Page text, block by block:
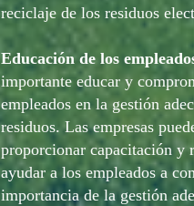
reciclaje de los residuos
Educación de los
importante educar y
empleados en la gestión
residuos. Las empresas
proporcionar capacitación y
ayudar a los empleados a
importancia de la gestión